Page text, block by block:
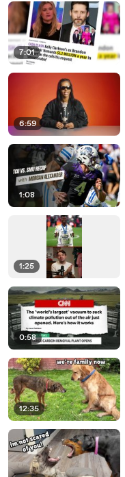
7:01
6:59
1:08
1:25
0:58
12:35